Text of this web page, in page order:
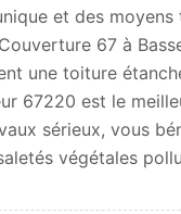
et des moyens
67 à
une toiture
67220 est le
sérieux, vous
végétales